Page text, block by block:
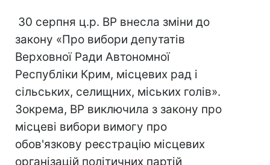
30 серпня ц.р. ВР внесла зміни до
закону «Про вибори депутатів
Верховної Ради Автономної
Республіки Крим, місцевих рад і
сільських, селищних, міських голів».
Зокрема, ВР виключила з закону про
місцеві вибори вимогу про
обов'язкову реєстрацію місцевих
організацій політичних партій